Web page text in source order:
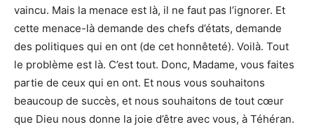
vaincu. Mais la menace est là, il ne faut pas l’ignorer. Et
cette menace-là demande des chefs d’états, demande
des politiques qui en ont (de cet honnêteté). Voilà. Tout
le problème est là. C’est tout. Donc, Madame, vous faites
partie de ceux qui en ont. Et nous vous souhaitons
beaucoup de succès, et nous souhaitons de tout cœur
que Dieu nous donne la joie d’être avec vous, à Téhéran.